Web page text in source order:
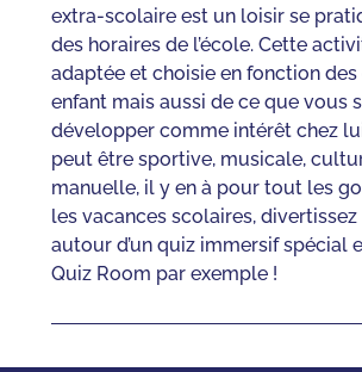
extra-scolaire est un loisir se
des horaires de l’école. Cette
adaptée et choisie en fonction
enfant mais aussi de ce que vous
développer comme intérêt chez
peut être sportive, musicale,
manuelle, il y en à pour tout les
les vacances scolaires,
autour d’un quiz immersif spécial
Quiz Room par exemple !